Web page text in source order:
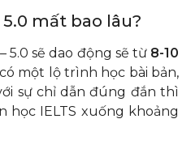
5.0 mất bao lâu?
5.0 sẽ dao động sẽ từ 8-10
một lộ trình học bài bản,
sự chỉ dẫn đúng đắn thì
IELTS xuống khoảng